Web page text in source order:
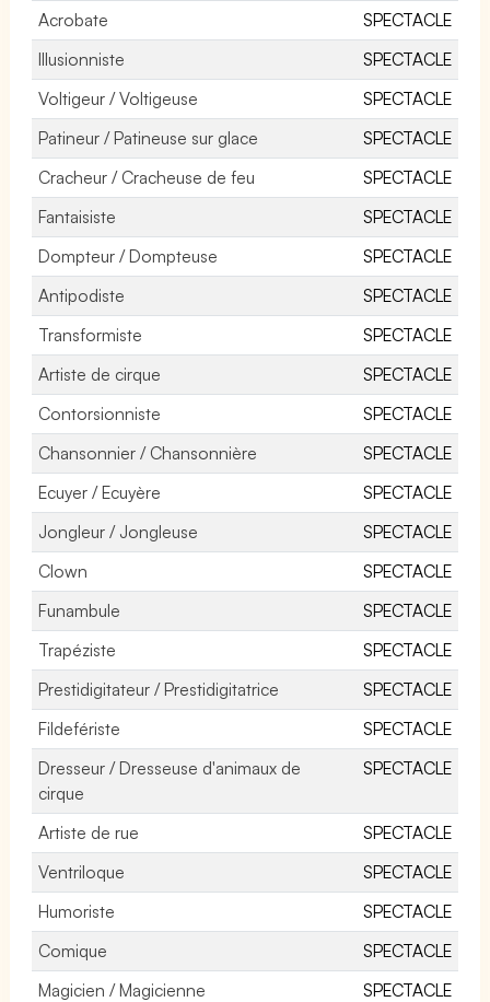
Acrobate
SPECTACLE
Illusionniste
SPECTACLE
Voltigeur / Voltigeuse
SPECTACLE
Patineur / Patineuse sur glace
SPECTACLE
Cracheur / Cracheuse de feu
SPECTACLE
Fantaisiste
SPECTACLE
Dompteur / Dompteuse
SPECTACLE
Antipodiste
SPECTACLE
Transformiste
SPECTACLE
Artiste de cirque
SPECTACLE
Contorsionniste
SPECTACLE
Chansonnier / Chansonnière
SPECTACLE
Ecuyer / Ecuyère
SPECTACLE
Jongleur / Jongleuse
SPECTACLE
Clown
SPECTACLE
Funambule
SPECTACLE
Trapéziste
SPECTACLE
Prestidigitateur / Prestidigitatrice
SPECTACLE
Fildefériste
SPECTACLE
Dresseur / Dresseuse d'animaux de
cirque
SPECTACLE
Artiste de rue
SPECTACLE
Ventriloque
SPECTACLE
Humoriste
SPECTACLE
Comique
SPECTACLE
Magicien / Magicienne
SPECTACLE